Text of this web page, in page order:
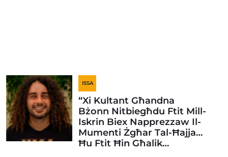
ISSA
“Xi Kultant Għandna
Bżonn Nitbiegħdu Ftit Mill-
Iskrin Biex Napprezzaw Il-
Mumenti Żgħar Tal-Ħajja…
Ħu Ftit Ħin Għalik…